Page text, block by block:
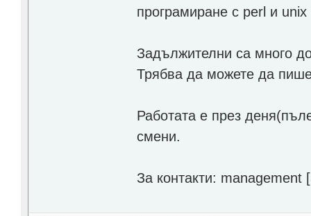
програмиране с perl и
Задължителни са много
Трябва да можете да
Работата е през
смени.
За контакти: management